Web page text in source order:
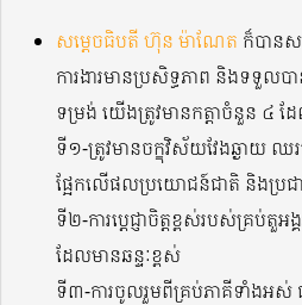
សម្តេចធិបតី ហ៊ុន ម៉ាណែត ក៏បានស
ការងារមានប្រសិទ្ធភាព និងទទួលប
ទម្រង់ យើងត្រូវមានកត្តាចំនួន ៤ ដ
ទី១-ត្រូវមានចក្ខុវិស័យវែងឆ្ងាយ
ផ្អែកលើផលប្រយោជន៍ជាតិ និងប្រជ
ទី២-ការប្ដេជ្ញាចិត្តខ្ពស់របស់គ្រប់តួអ
ដែលមានឆន្ទៈខ្ពស់
ទី៣-ការចូលរួមពីគ្រប់ភាគីទាំងអស់